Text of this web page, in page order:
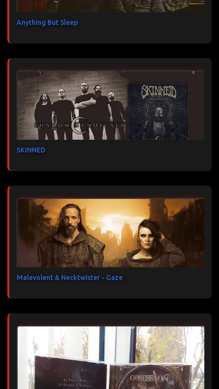
Anything But Sleep
SKINNED
Malevolent & Necktwister - Gaze